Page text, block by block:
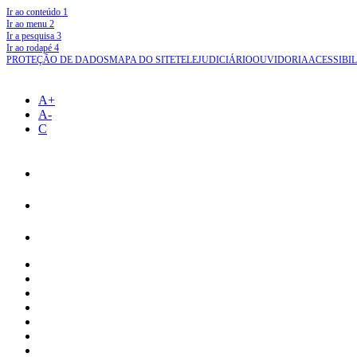
Ir ao conteúdo 1
Ir ao menu 2
Ir a pesquisa 3
Ir ao rodapé 4
PROTEÇÃO DE DADOSMAPA DO SITETELEJUDICIÁRIOOUVIDORIA
A+
A-
C